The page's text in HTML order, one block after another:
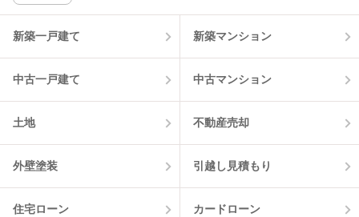
新築一戸建て 新築マンション
中古一戸建て 中古マンション
土地 不動産売却
外壁塗装 引越し見積もり
住宅ローン カードローン